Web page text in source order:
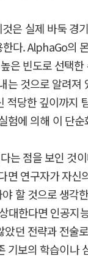
은 실제 바둑 경
다. AlphaGo의
은 빈도로 선택
것으로 알려져
당한 깊이까지
에 의해 이 단
는 점을 보인 것
연구자가 자신
할 것으로 생각
대한다면 인공지
던 전략과 전술
보의 학습이나